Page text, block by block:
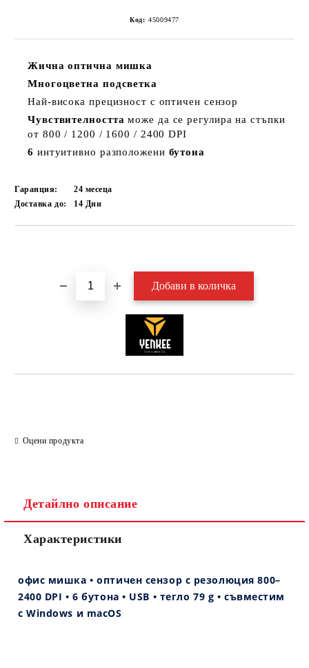
Код: 45009477
Жична оптична мишка
Многоцветна подсветка
Най-висока прецизност с оптичен сензор
Чувствителността може да се регулира на стъпки
от 800 / 1200 / 1600 / 2400 DPI
6 интуитивно разположени бутона
Гаранция:
24 месеца
Доставка до:
14 Дни
Оцени продукта
Детайлно описание
Характеристики
офис мишка • оптичен сензор с резолюция 800–
2400 DPI • 6 бутона • USB • тегло 79 g • съвместим
с Windows и macOS